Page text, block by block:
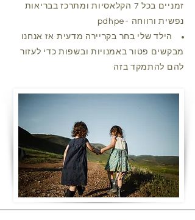
זמניים בכל 7 הקלאסיות ומתרכז בבריאות
נפשית ורווחה -pdhpe
הילד שלי בחר בקריירה מדעית אז אנחנו
מבקשים פטור באמנויות ובשפות כדי לעזור
להם להתמקד בזה